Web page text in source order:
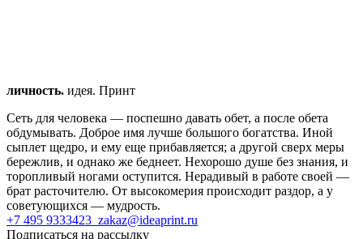
личность. идея. Принт
Сеть для человека — поспешно давать обет, а после обета
обдумывать. Доброе имя лучше большого богатства. Иной
сыплет щедро, и ему еще прибавляется; а другой сверх меры
бережлив, и однако же беднеет. Нехорошо душе без знания, и
торопливый ногами оступится. Нерадивый в работе своей —
брат расточителю. От высокомерия происходит раздор, а у
советующихся — мудрость.
+7 495 9333423 zakaz@ideaprint.ru
Подписаться на рассылку